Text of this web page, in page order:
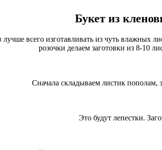
Букет из
лучше всего изготавливать из чуть влажных
розочки делаем заготовки из 8-10
Сначала складываем листик пополам,
Это будут лепестки.